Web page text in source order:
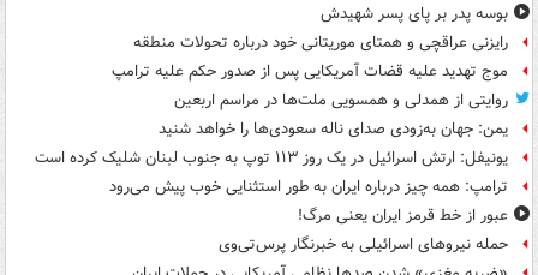
بوسه‌ پدر بر پای پسر شهیدش
رایزنی عراقچی و همتای موریتانی خود درباره تحولات منطقه
موج تهدید علیه قضات آمریکایی پس از صدور حکم علیه ترامپ
روایتی از همدلی و همسویی ملت‌ها در مراسم اربعین
یمن: جهان به‌زودی صدای ناله سعودی‌ها را خواهد شنید
یونیفل: ارتش اسرائیل در یک روز ۱۱۳ توپ به جنوب لبنان شلیک کرده است
ترامپ: همه چیز درباره ایران به طور استثنایی خوب پیش می‌رود
عبور از خط قرمز ایران یعنی مرگ!
حمله نیروهای اسرائیلی به خبرنگار پرس‌تی‌وی